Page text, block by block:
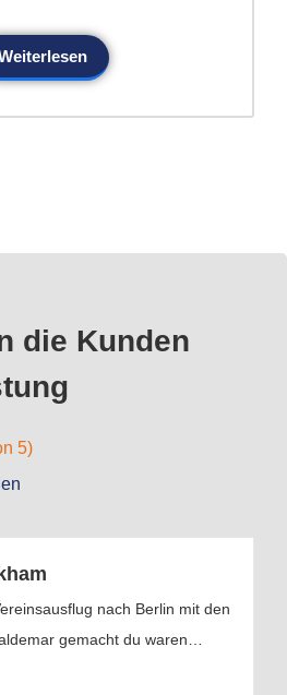
die Kunden
5)
nach Berlin mit den
gemacht du waren